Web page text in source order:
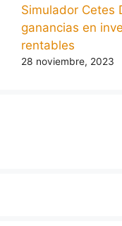
Simulador Cetes
ganancias en
rentables
28 noviembre, 2023